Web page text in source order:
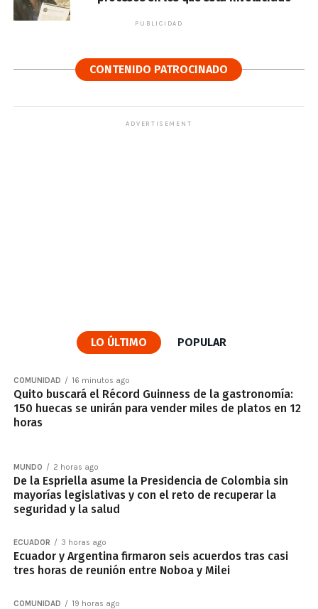
PUBLICIDAD
CONTENIDO PATROCINADO
ADVERTISEMENT
LO ÚLTIMO POPULAR
COMUNIDAD 16 minutos ago
Quito buscará el Récord Guinness de la gastronomía:
150 huecas se unirán para vender miles de platos en 12
horas
MUNDO 2 horas ago
De la Espriella asume la Presidencia de Colombia sin
mayorías legislativas y con el reto de recuperar la
seguridad y la salud
ECUADOR 3 horas ago
Ecuador y Argentina firmaron seis acuerdos tras casi
tres horas de reunión entre Noboa y Milei
COMUNIDAD 19 horas ago